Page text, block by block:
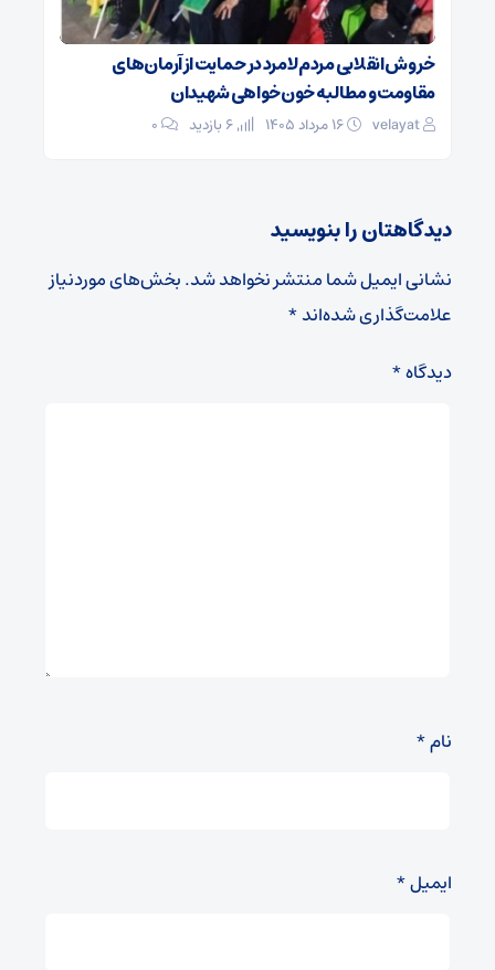
خروش انقلابی مردم لامرد در حمایت از آرمان‌های
مقاومت و مطالبه خون‌خواهی شهیدان
velayat ۰
دیدگاهتان را بنویسید
نشانی ایمیل شما منتشر نخواهد شد.بخش‌های موردنیاز
علامت‌گذاری شده‌اند*
دیدگاه*
نام*
ایمیل*